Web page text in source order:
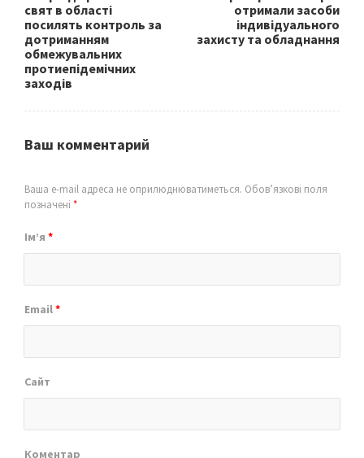
свят в області
посилять контроль за
дотриманням
обмежувальних
протиепідемічних
заходів
отримали засоби
індивідуального
захисту та обладнання
Ваш комментарий
Ваша e-mail адреса не оприлюднюватиметься. Обов’язкові поля
позначені *
Ім’я *
Email*
Сайт
Коментар